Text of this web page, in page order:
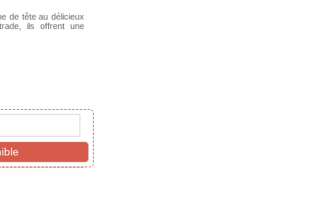
de tête au délicieux
ils offrent une